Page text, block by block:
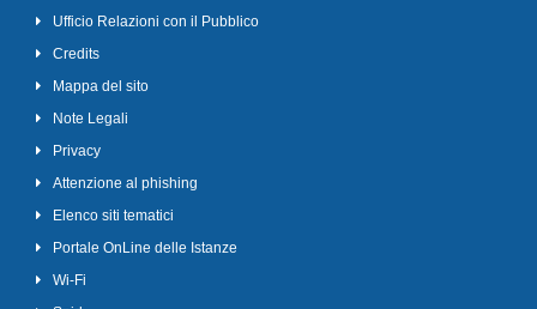
Ufficio Relazioni con il Pubblico
Credits
Mappa del sito
Note Legali
Privacy
Attenzione al phishing
Elenco siti tematici
Portale OnLine delle Istanze
Wi-Fi